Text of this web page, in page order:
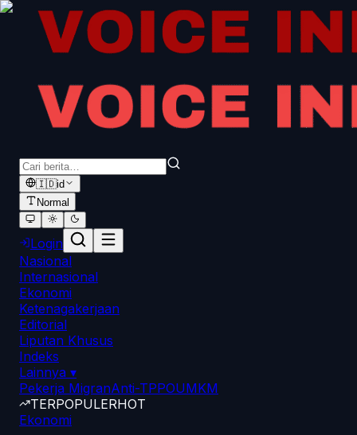
🇮🇩id
Normal
Login
Nasional
Internasional
Ekonomi
Ketenagakerjaan
Editorial
Liputan Khusus
Indeks
Lainnya ▾
Pekerja MigranAnti-TPPOUMKM
TERPOPULERHOT
Ekonomi